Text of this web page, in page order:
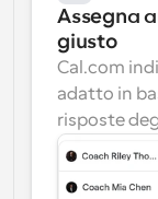
Assegna
giusto
Cal.com
adatto in
risposte